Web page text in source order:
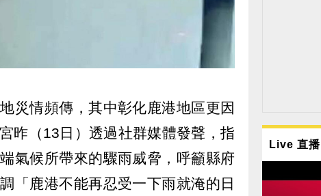
災情頻傳，其中彰化鹿港地區更因
昨（13日）透過社群媒體發聲，指
氣候所帶來的驟雨威脅，呼籲縣府
「鹿港不能再忍受一下雨就淹的日
Live 直播